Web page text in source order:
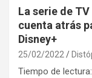
La serie de TV
cuenta atrás
Disney+
25/02/2022
Tiempo de